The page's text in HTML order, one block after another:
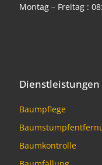
Montag – Freitag :
Dienstleistungen
Baumpflege
Baumkontrolle